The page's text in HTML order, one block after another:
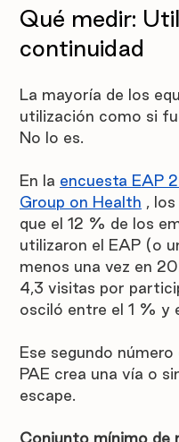
Qué medir:
continuidad
La mayoría de los
utilización como si
No lo es.
En la encuesta EAP
Group on Health ,
que el 12 % de los
utilizaron el EAP (o
menos una vez en
4,3 visitas por
osciló entre el 1 % y
Ese segundo
PAE crea una vía o
escape.
Conjunto mínimo de